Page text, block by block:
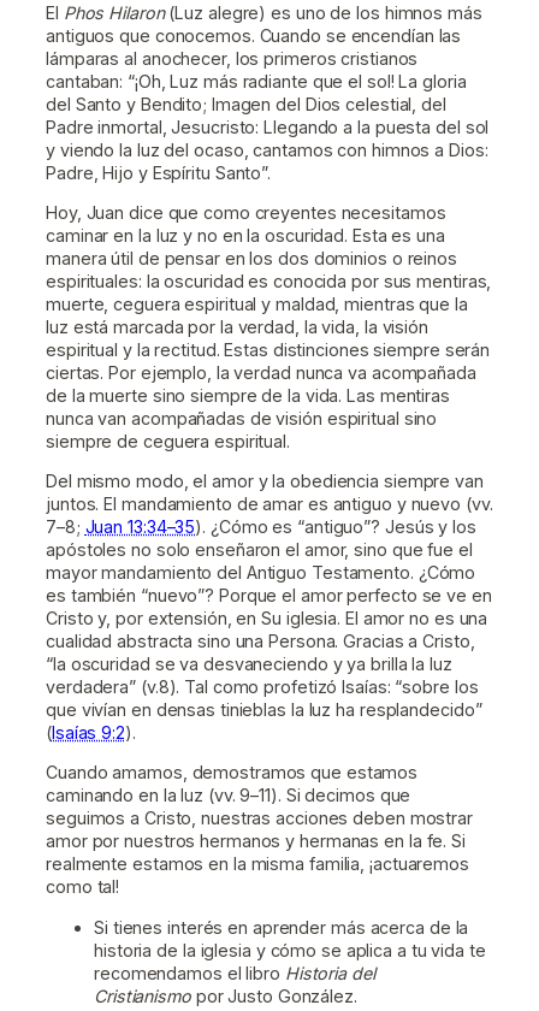
El Phos Hilaron(Luz alegre) es uno de los himnos más
antiguos que conocemos. Cuando se encendían las
lámparas al anochecer, los primeros cristianos
cantaban: “¡Oh, Luz más radiante que el sol! La gloria
del Santo y Bendito; Imagen del Dios celestial, del
Padre inmortal, Jesucristo: Llegando a la puesta del sol
y viendo la luz del ocaso, cantamos con himnos a Dios:
Padre, Hijo y Espíritu Santo”.
Hoy, Juan dice que como creyentes necesitamos
caminar en la luz y no en la oscuridad. Esta es una
manera útil de pensar en los dos dominios o reinos
espirituales: la oscuridad es conocida por sus mentiras,
muerte, ceguera espiritual y maldad, mientras que la
luz está marcada por la verdad, la vida, la visión
espiritual y la rectitud. Estas distinciones siempre serán
ciertas. Por ejemplo, la verdad nunca va acompañada
de la muerte sino siempre de la vida. Las mentiras
nunca van acompañadas de visión espiritual sino
siempre de ceguera espiritual.
Del mismo modo, el amor y la obediencia siempre van
juntos. El mandamiento de amar es antiguo y nuevo (vv.
7–8; Juan 13:34–35). ¿Cómo es “antiguo”? Jesús y los
apóstoles no solo enseñaron el amor, sino que fue el
mayor mandamiento del Antiguo Testamento. ¿Cómo
es también “nuevo”? Porque el amor perfecto se ve en
Cristo y, por extensión, en Su iglesia. El amor no es una
cualidad abstracta sino una Persona. Gracias a Cristo,
“la oscuridad se va desvaneciendo y ya brilla la luz
verdadera” (v.8). Tal como profetizó Isaías: “sobre los
que vivían en densas tinieblas la luz ha resplandecido”
(Isaías 9:2).
Cuando amamos, demostramos que estamos
caminando en la luz (vv. 9–11). Si decimos que
seguimos a Cristo, nuestras acciones deben mostrar
amor por nuestros hermanos y hermanas en la fe. Si
realmente estamos en la misma familia, ¡actuaremos
como tal!
Si tienes interés en aprender más acerca de la
historia de la iglesia y cómo se aplica a tu vida te
recomendamos el libro Historia del
Cristianismo por Justo González.